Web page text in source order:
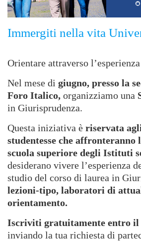
Immergiti nella vita
Orientare attraverso
Nel mese di giugno, presso la
Foro Italico, organizziamo una
in Giurisprudenza.
Questa iniziativa è riservata
studentesse che affronteranno
scuola superiore degli Istituti
desiderano vivere l’esperienza
studio del corso di laurea in
lezioni-tipo, laboratori di
orientamento.
Iscriviti gratuitamente entro il
inviando la tua richiesta di